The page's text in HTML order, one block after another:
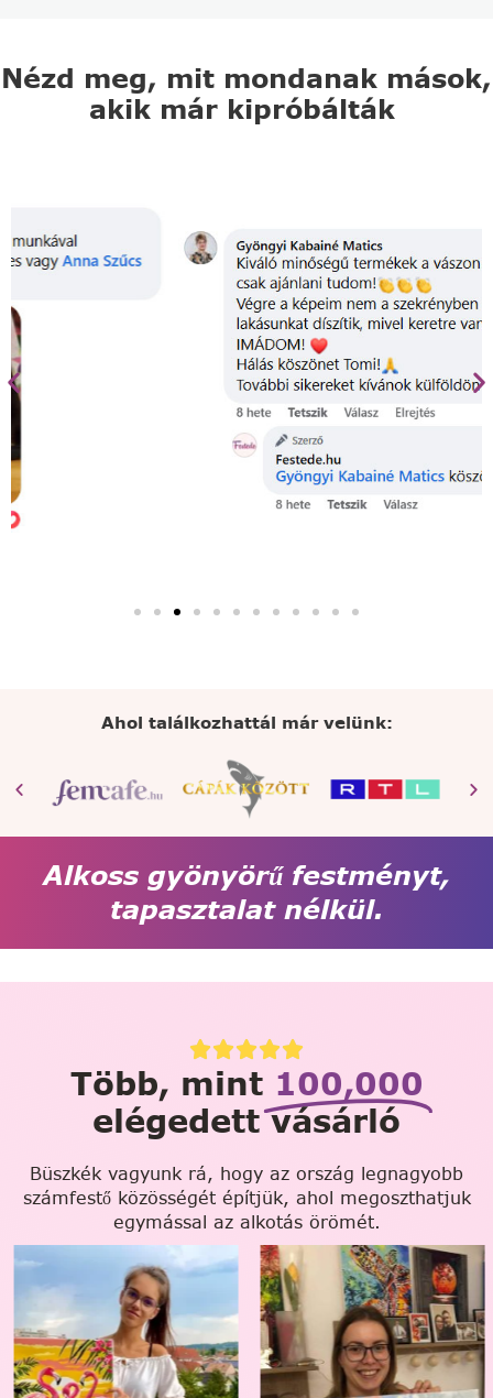
Nézd meg, mit mondanak mások,
akik már kipróbálták
Ahol találkozhattál már velünk:
Alkoss gyönyörű festményt,
tapasztalat nélkül.
Több, mint 100,000
elégedett vásárló
Büszkék vagyunk rá, hogy az ország legnagyobb
számfestő közösségét építjük, ahol megoszthatjuk
egymással az alkotás örömét.